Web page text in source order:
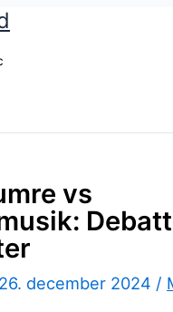
vs
26. december 2024 /